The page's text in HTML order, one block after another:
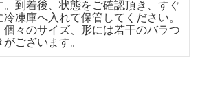
。到着後、状態をご確認頂き、すぐ
冷凍庫へ入れて保管してください。
個々のサイズ、形には若干のバラつ
がございます。